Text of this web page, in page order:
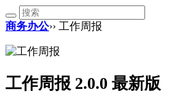
商务办公›› 工作周报
工作周报 2.0.0 最新版